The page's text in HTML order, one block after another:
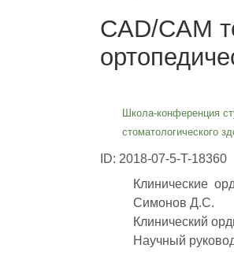
CAD/CAM
Школа-конференция
стоматологического
ID: 2018-07-5-T-18360
Клинические
Симонов Д.С.
Клинический
Научный